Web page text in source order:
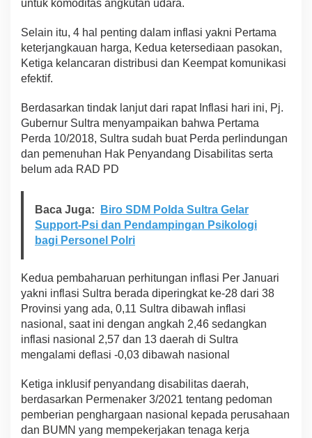
untuk komoditas angkutan udara.
Selain itu, 4 hal penting dalam inflasi yakni Pertama
keterjangkauan harga, Kedua ketersediaan pasokan,
Ketiga kelancaran distribusi dan Keempat komunikasi
efektif.
Berdasarkan tindak lanjut dari rapat Inflasi hari ini, Pj.
Gubernur Sultra menyampaikan bahwa Pertama
Perda 10/2018, Sultra sudah buat Perda perlindungan
dan pemenuhan Hak Penyandang Disabilitas serta
belum ada RAD PD
Baca Juga:
Biro SDM Polda Sultra Gelar
Support-Psi dan Pendampingan Psikologi
bagi Personel Polri
Kedua pembaharuan perhitungan inflasi Per Januari
yakni inflasi Sultra berada diperingkat ke-28 dari 38
Provinsi yang ada, 0,11 Sultra dibawah inflasi
nasional, saat ini dengan angkah 2,46 sedangkan
inflasi nasional 2,57 dan 13 daerah di Sultra
mengalami deflasi -0,03 dibawah nasional
Ketiga inklusif penyandang disabilitas daerah,
berdasarkan Permenaker 3/2021 tentang pedoman
pemberian penghargaan nasional kepada perusahaan
dan BUMN yang mempekerjakan tenaga kerja